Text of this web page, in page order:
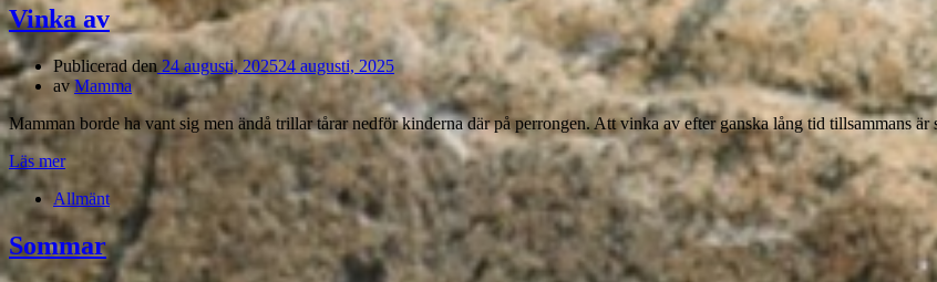
Vinka av
Publicerad den 24 augusti, 202524 augusti, 2025
avMamma
Mamman borde ha vant sig men ändå trillar tårar nedför kinderna där på perrongen. Att vinka av efter ganska lång tid tillsammans
Läs mer
Allmänt
Sommar